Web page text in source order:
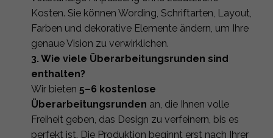
Kosten. Sie können Wording, Schriftarten, Layout,
Farben und dekorative Elemente ändern, um Ihre
genaue Vision zu verwirklichen.
3. Wie viele Überarbeitungsrunden sind
enthalten?
Wir bieten 5–6 kostenlose
Überarbeitungsrunden an, die Ihnen volle
Freiheit geben, das Design zu verfeinern, bis es
perfekt ist. Die Produktion beginnt erst nach Ihrer